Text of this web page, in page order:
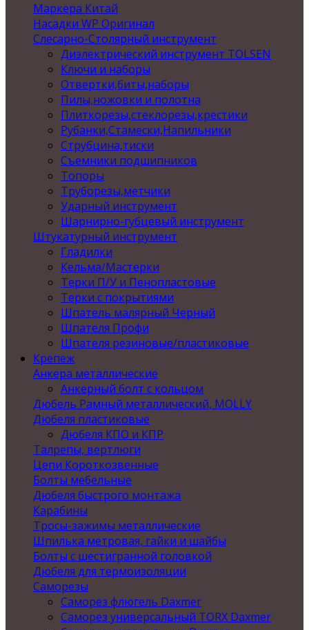
Маркера Китай
Насадки WP Оригинал
Слесарно-Столярный инструмент
Диэлектрический инструмент TOLSEN
Ключи и наборы
Отвертки,биты,наборы
Пилы,ножовки и полотна
Плиткорезы,стеклорезы,крестики
Рубанки,Стамески,Напильники
Струбцина,тиски
Съемники подшипников
Топоры
Труборезы,метчики
Ударный инструмент
Шарнирно-губцевый инструмент
Штукатурный инструмент
Гладилки
Кельма/Мастерки
Терки П/У и Пенопластовые
Терки с покрытиями
Шпатель малярный Черный
Шпателя Профи
Шпателя резиновые/пластиковые
Крепеж
Анкера металлические
Анкерный болт с кольцом
Дюбель Рамный металлический, MOLLY
Дюбеля пластиковые
Дюбеля КПО и КПР
Талрепы, вертлюги
Цепи Короткозвенные
Болты мебельные
Дюбеля быстрого монтажа
Карабины
Тросы-зажимы металлические
Шпилька метровая, гайки и шайбы
Болты с шестигранной головкой
Дюбеля для термоизоляции
Саморезы
Саморез флюгель Daxmer
Саморез универсальный TORX Daxmer